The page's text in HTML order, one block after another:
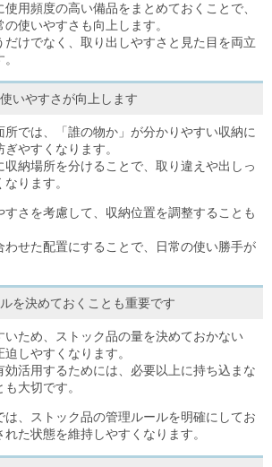
用頻度の高い備品をまとめておくことで、
使いやすさも向上します。
だけでなく、取り出しやすさと見た目を両立
いやすさが向上します
では、「誰の物か」が分かりやすい収納に
やすくなります。
納場所を分けることで、取り違えや出しっ
ります。
すさを考慮して、収納位置を調整することも
わせた配置にすることで、日常の使い勝手が
を決めておくことも重要です
いため、ストック品の量を決めておかない
しやすくなります。
効活用するためには、必要以上に持ち込まな
大切です。
、ストック品の管理ルールを明確にしてお
た状態を維持しやすくなります。